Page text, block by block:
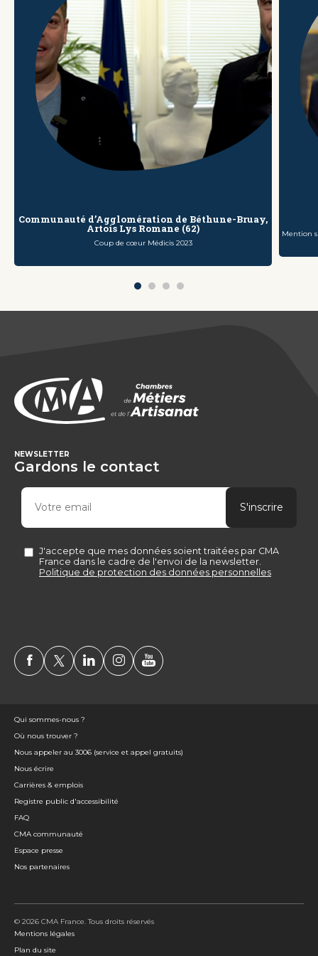
Communauté d’Agglomération de Béthune-Bruay,
Artois Lys Romane (62)
Coup de cœur Médicis 2023
Mention
NEWSLETTER
Gardons le contact
Qui sommes-nous ?
Où nous trouver ?
Nous appeler au 3006 (service et appel gratuits)
Nous écrire
Carrières & emplois
Registre public d'accessibilité
FAQ
CMA communauté
Espace presse
Nos partenaires
© 2026 CMA France. Tous droits réservés
Mentions légales
Plan du site